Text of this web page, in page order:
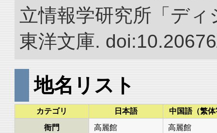
立情報学研究所「デ
東洋文庫.
地名リスト
カテゴリ 日本語
中国語（繁
衙門
高麗館 高麗館